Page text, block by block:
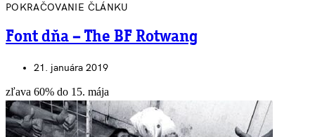
POKRAČOVANIE ČLÁNKU
Font dňa – The BF Rotwang
21. januára 2019
zľava 60% do 15. mája